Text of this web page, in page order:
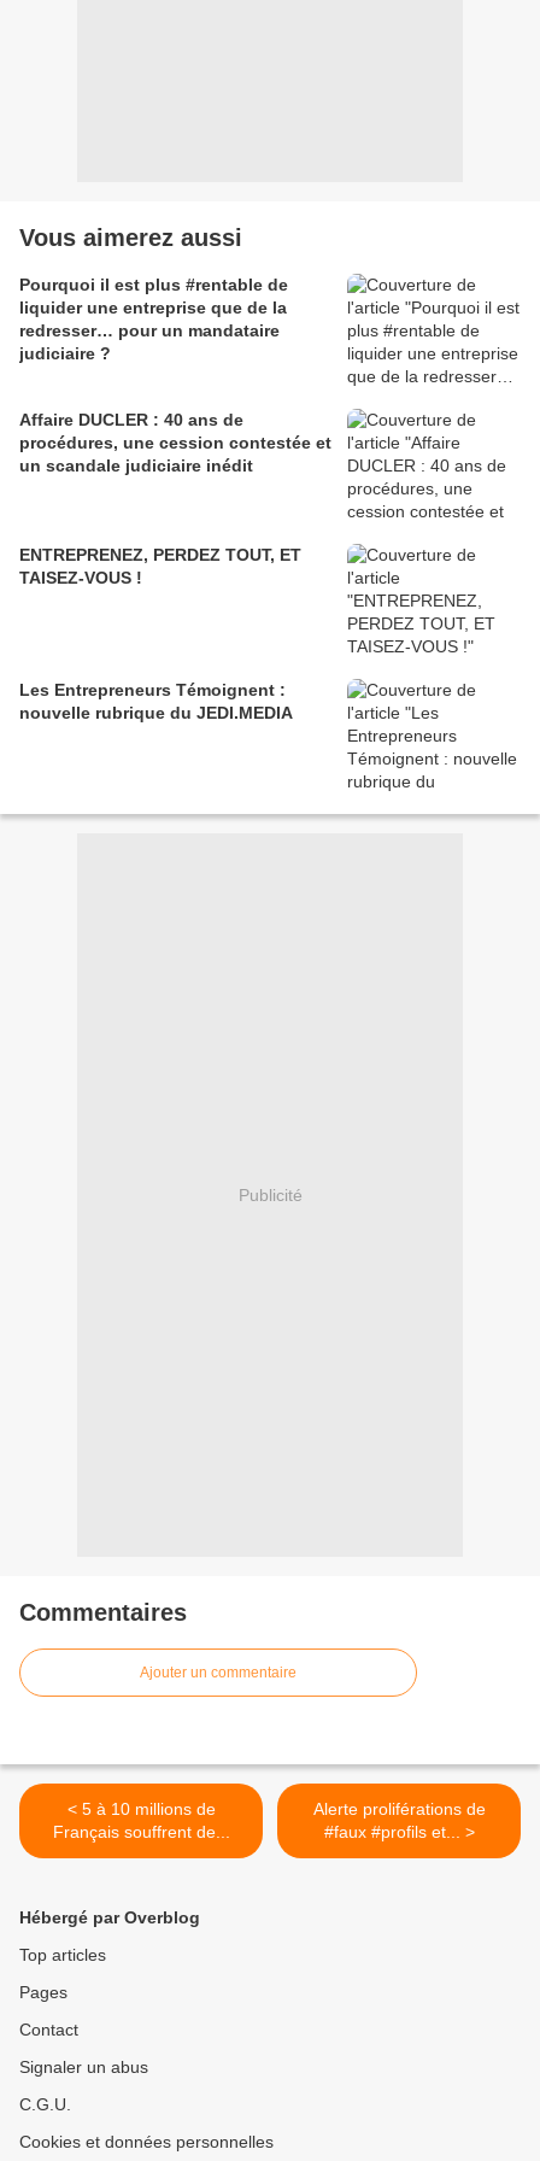
Vous aimerez aussi
Pourquoi il est plus #rentable de
liquider une entreprise que de la
redresser… pour un mandataire
judiciaire ?
Affaire DUCLER : 40 ans de
procédures, une cession contestée et
un scandale judiciaire inédit
ENTREPRENEZ, PERDEZ TOUT, ET
TAISEZ-VOUS !
Les Entrepreneurs Témoignent :
nouvelle rubrique du JEDI.MEDIA
Publicité
Commentaires
Ajouter un commentaire
< 5 à 10 millions de
Français souffrent de...
Alerte proliférations de
#faux #profils et... >
Hébergé par Overblog
Top articles
Pages
Contact
Signaler un abus
C.G.U.
Cookies et données personnelles